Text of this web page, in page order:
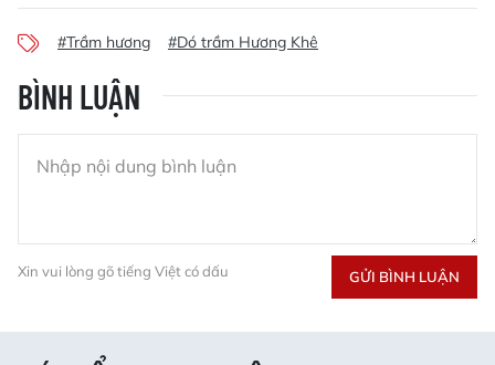
#Trầm hương #Dó trầm Hương Khê
BÌNH LUẬN
Xin vui lòng gõ tiếng Việt có dấu GỬI BÌNH LUẬN